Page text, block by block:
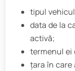
tipul
data de la
activă;
termenul ei
țara în